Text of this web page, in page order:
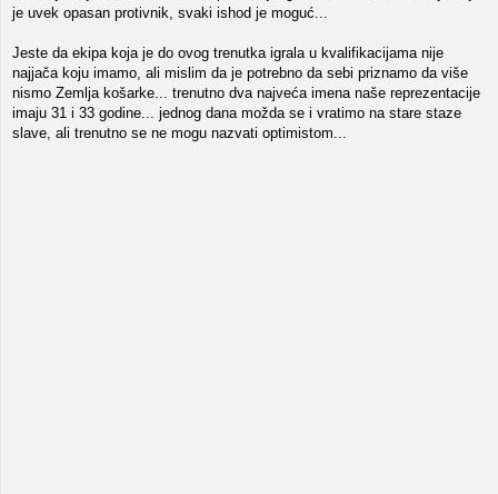
je uvek opasan protivnik, svaki ishod je moguć...
Jeste da ekipa koja je do ovog trenutka igrala u kvalifikacijama nije
najjača koju imamo, ali mislim da je potrebno da sebi priznamo da više
nismo Zemlja košarke... trenutno dva najveća imena naše reprezentacije
imaju 31 i 33 godine... jednog dana možda se i vratimo na stare staze
slave, ali trenutno se ne mogu nazvati optimistom...